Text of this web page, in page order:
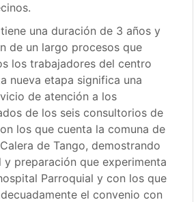
una duración de 3 años y
de un largo procesos que
los trabajadores del centro
nueva etapa significa una
de atención a los
de los seis consultorios de
los que cuenta la comuna de
de Tango, demostrando
y preparación que experimenta
Parroquial y con los que
el convenio con